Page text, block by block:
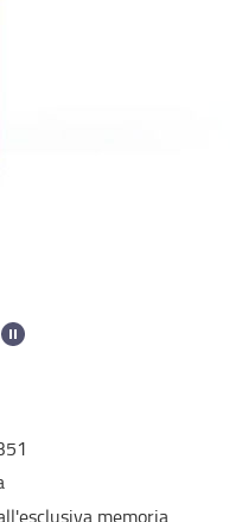
memoria